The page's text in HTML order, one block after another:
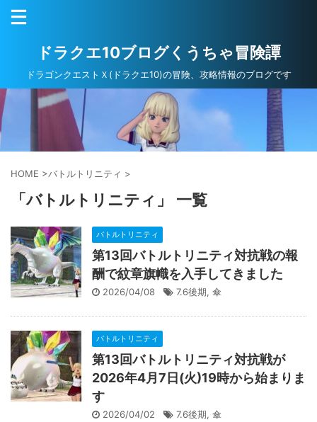
ドラクエ10ブログくうちゃ冒険譚
ドラゴンクエストＸ(ドラクエ10)の冒険、攻略情報のブログです
HOME >バトルトリニティ >
「バトルトリニティ」 一覧
バトルトリニティ
第13回バトルトリニティ対抗戦の報
酬で紋章旗幟を入手してきました
2026/04/08 7.6後期, 傘
バトルトリニティ
第13回バトルトリニティ対抗戦が
2026年4月7日(火)19時から始まりま
す
2026/04/02 7.6後期, 傘